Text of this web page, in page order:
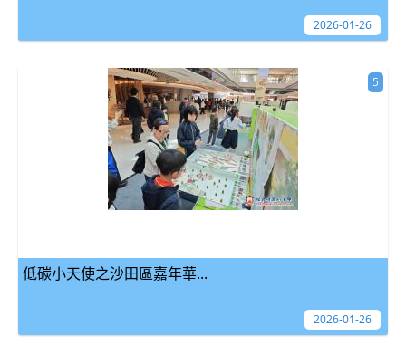
2026-01-26
低碳小天使之沙田區嘉年華...
5
2026-01-26